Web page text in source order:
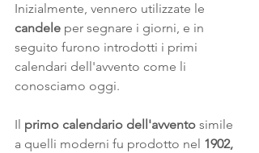
Inizialmente, vennero utilizzate le
candele per segnare i giorni, e in
seguito furono introdotti i primi
calendari dell'avvento come li
conosciamo oggi.
Il primo calendario dell'avvento simile
a quelli moderni fu prodotto nel 1902,